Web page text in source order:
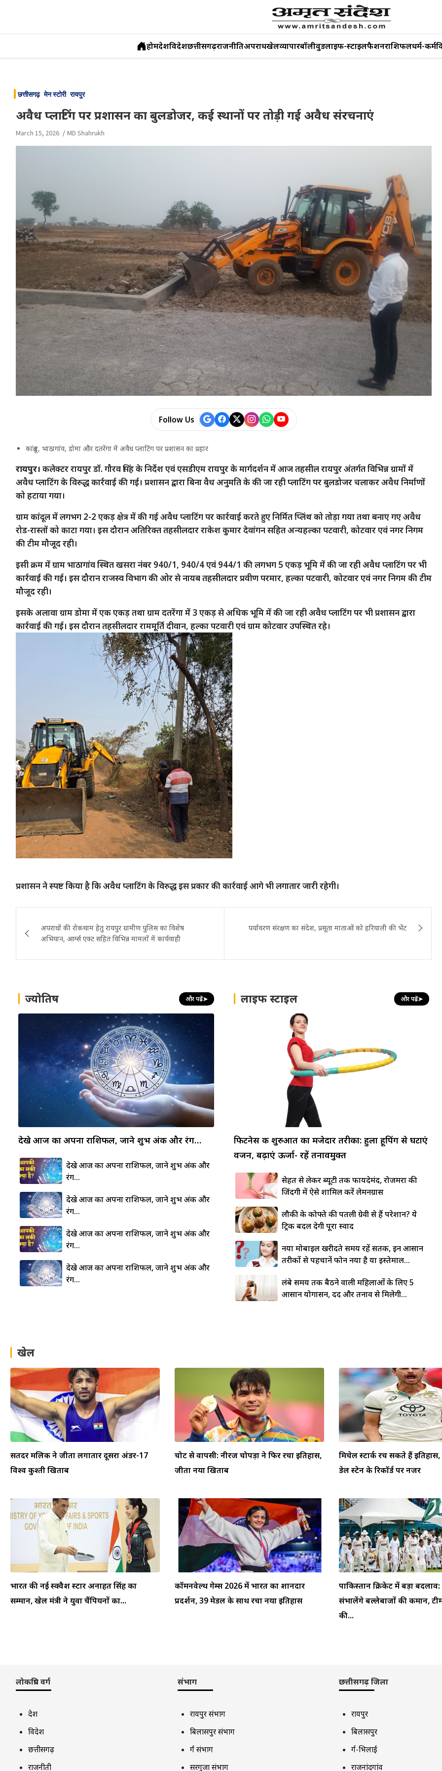
content
होमदेशविदेशछत्तीसगढ़राजनीतिअपराधखेलव्यापारबॉलीवुडलाइफ-स्टाइलफैशनराशिफलधर्म-कर्म
छत्तीसगढ़ मेन स्टोरी रायपुर
अवैध प्लाटिंग पर प्रशासन का बुलडोजर, कई स्थानों पर तोड़ी गई अवैध संरचनाएं
March 15, 2026 MD Shahrukh
Follow Us
कांदूल, भाठागांव, डोमा और दतरेंगा में अवैध प्लाटिंग पर प्रशासन का प्रहार
रायपुर। कलेक्टर रायपुर डॉ. गौरव सिंह के निर्देश एवं एसडीएम रायपुर के मार्गदर्शन में आज तहसील रायपुर अंतर्गत विभिन्न ग्रामों में
अवैध प्लाटिंग के विरुद्ध कार्रवाई की गई। प्रशासन द्वारा बिना वैध अनुमति के की जा रही प्लाटिंग पर बुलडोजर चलाकर अवैध निर्माणों
को हटाया गया।
ग्राम कांदूल में लगभग 2-2 एकड़ क्षेत्र में की गई अवैध प्लाटिंग पर कार्रवाई करते हुए निर्मित प्लिंथ को तोड़ा गया तथा बनाए गए अवैध
रोड-रास्तों को काटा गया। इस दौरान अतिरिक्त तहसीलदार राकेश कुमार देवांगन सहित अन्यहल्का पटवारी, कोटवार एवं नगर निगम
की टीम मौजूद रही।
इसी क्रम में ग्राम भाठागांव स्थित खसरा नंबर 940/1, 940/4 एवं 944/1 की लगभग 5 एकड़ भूमि में की जा रही अवैध प्लाटिंग पर भी
कार्रवाई की गई। इस दौरान राजस्व विभाग की ओर से नायब तहसीलदार प्रवीण परमार, हल्का पटवारी, कोटवार एवं नगर निगम की टीम
मौजूद रही।
इसके अलावा ग्राम डोमा में एक एकड़ तथा ग्राम दतरेंगा में 3 एकड़ से अधिक भूमि में की जा रही अवैध प्लाटिंग पर भी प्रशासन द्वारा
कार्रवाई की गई। इस दौरान तहसीलदार राममूर्ति दीवान, हल्का पटवारी एवं ग्राम कोटवार उपस्थित रहे।
प्रशासन ने स्पष्ट किया है कि अवैध प्लाटिंग के विरुद्ध इस प्रकार की कार्रवाई आगे भी लगातार जारी रहेगी।
navigation
अपराधों की रोकथाम हेतु रायपुर ग्रामीण पुलिस का विशेष
अभियान, आर्म्स एक्ट सहित विभिन्न मामलों में कार्यवाही
पर्यावरण संरक्षण का संदेश, प्रसूता माताओं को हरियाली की भेंट
ज्योतिष और पढ़ें➤
देखे आज का अपना राशिफल, जाने शुभ अंक और रंग…
देखे आज का अपना राशिफल, जाने शुभ अंक और
रंग…
देखे आज का अपना राशिफल, जाने शुभ अंक और
रंग…
देखे आज का अपना राशिफल, जाने शुभ अंक और
रंग…
देखे आज का अपना राशिफल, जाने शुभ अंक और
रंग…
लाइफ स्टाइल और पढ़ें➤
फिटनेस की शुरुआत का मजेदार तरीका: हुला हूपिंग से घटाएं
वजन, बढ़ाएं ऊर्जा- रहें तनावमुक्त
सेहत से लेकर ब्यूटी तक फायदेमंद, रोजमर्रा की
जिंदगी में ऐसे शामिल करें लेमनग्रास
लौकी के कोफ्ते की पतली ग्रेवी से हैं परेशान? ये
ट्रिक बदल देगी पूरा स्वाद
नया मोबाइल खरीदते समय रहें सतर्क, इन आसान
तरीकों से पहचानें फोन नया है या इस्तेमाल...
लंबे समय तक बैठने वाली महिलाओं के लिए 5
आसान योगासन, दर्द और तनाव से मिलेगी...
खेल
सतिंदर मलिक ने जीता लगातार दूसरा अंडर-17
विश्व कुश्ती खिताब
चोट से वापसी: नीरज चोपड़ा ने फिर रचा इतिहास,
जीता नया खिताब
मिचेल स्टार्क रच सकते हैं
डेल स्टेन के रिकॉर्ड पर नजर
भारत की नई स्क्वैश स्टार अनाहत सिंह का
सम्मान, खेल मंत्री ने युवा चैंपियनों का...
कॉमनवेल्थ गेम्स 2026 में भारत का शानदार
प्रदर्शन, 39 मेडल के साथ रचा नया इतिहास
पाकिस्तान क्रिकेट में बड़ा
संभालेंगे बल्लेबाजों की कमान,
की...
लोकप्रिय वर्ग
देश
विदेश
छत्तीसगढ़
राजनीती
संभाग
रायपुर संभाग
बिलासपुर संभाग
दुर्ग संभाग
सरगुजा संभाग
छत्तीसगढ़ जिला
रायपुर
बिलासपुर
दुर्ग-भिलाई
राजनांदगांव